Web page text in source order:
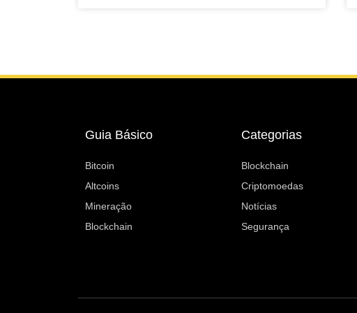
Guia Básico
Bitcoin
Altcoins
Mineração
Blockchain
Categorias
Blockchain
Criptomoedas
Notícias
Segurança